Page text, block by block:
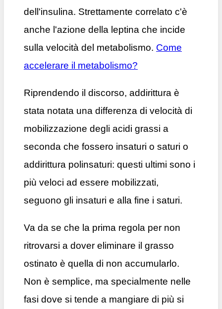
dell'insulina. Strettamente correlato c'è
anche l'azione della leptina che incide
sulla velocità del metabolismo. Come
accelerare il metabolismo?
Riprendendo il discorso, addirittura è
stata notata una differenza di velocità di
mobilizzazione degli acidi grassi a
seconda che fossero insaturi o saturi o
addirittura polinsaturi: questi ultimi sono i
più veloci ad essere mobilizzati,
seguono gli insaturi e alla fine i saturi.
Va da se che la prima regola per non
ritrovarsi a dover eliminare il grasso
ostinato è quella di non accumularlo.
Non è semplice, ma specialmente nelle
fasi dove si tende a mangiare di più si